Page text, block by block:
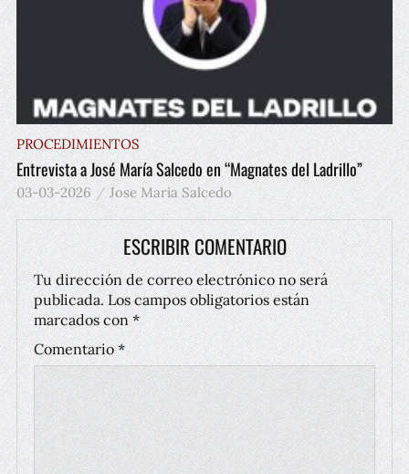
PROCEDIMIENTOS
Entrevista a José María Salcedo en “Magnates del Ladrillo”
03-03-2026 Jose María Salcedo
ESCRIBIR COMENTARIO
Tu dirección de correo electrónico no será
publicada. Los campos obligatorios están
marcados con*
Comentario*